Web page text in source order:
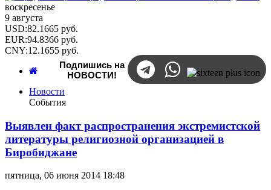
воскресенье
9 августа
USD:82.1665 руб.
EUR:94.8366 руб.
CNY:12.1655 руб.
Подпишись на
НОВОСТИ!
Новости
События
Выявлен факт распространения экстремистской
литературы религиозной организацией в
Биробиджане
пятница, 06 июня 2014 18:48